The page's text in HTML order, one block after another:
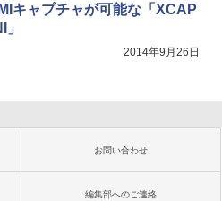
キャプチャが可能な「XCAP
2014年9月26日
お問い合わせ
編集部へのご連絡